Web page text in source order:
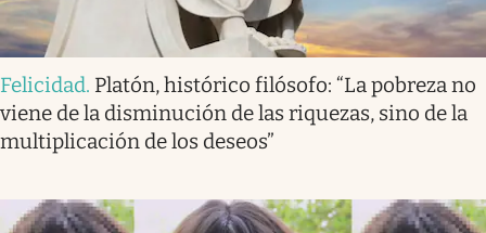
Felicidad. Platón, histórico filósofo: “La pobreza no
viene de la disminución de las riquezas, sino de la
multiplicación de los deseos”